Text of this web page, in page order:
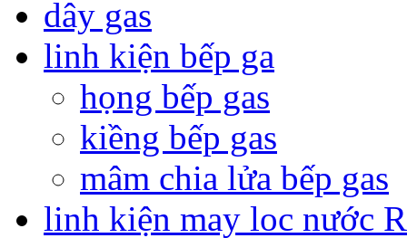
dây gas
linh kiện bếp ga
họng bếp gas
kiềng bếp gas
mâm chia lửa bếp gas
linh kiện may loc nước